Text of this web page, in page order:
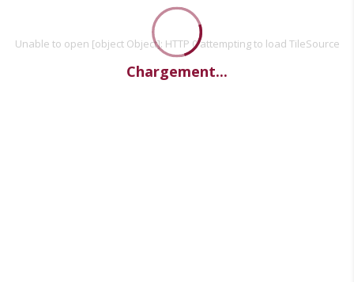
Unable to open [object Object]: HTTP 0 attempting to load TileSource
Chargement...